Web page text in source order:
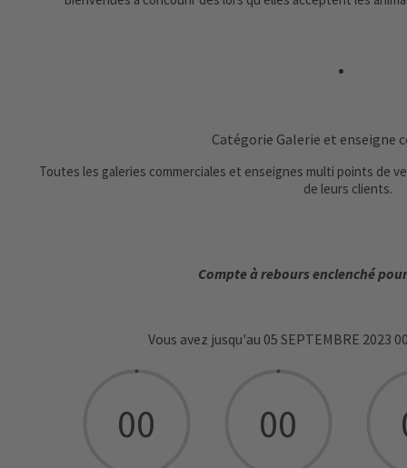
Catégorie Galerie et enseigne
Toutes les galeries commerciales et enseignes multi points de
de leurs clients.
Compte à rebours enclenché
Vous avez jusqu'au 05 SEPTEMBRE 2023
00 00